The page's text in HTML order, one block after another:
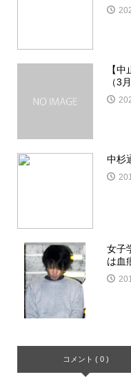
【
（3
中杉
女子
は血
コメント ( 0 )